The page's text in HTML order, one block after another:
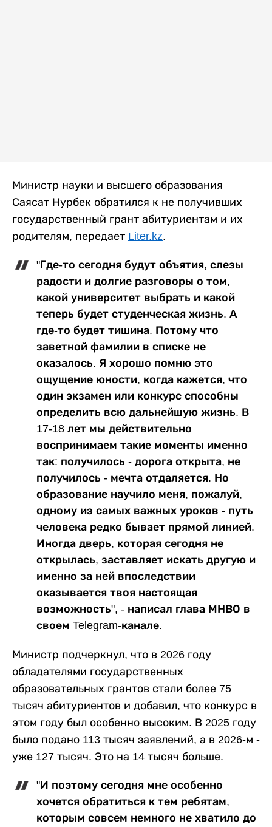
Министр науки и высшего образования
Саясат Нурбек обратился к не получивших
государственный грант абитуриентам и их
родителям, передает Liter.kz.
"Где-то сегодня будут объятия, слезы
радости и долгие разговоры о том,
какой университет выбрать и какой
теперь будет студенческая жизнь. А
где-то будет тишина. Потому что
заветной фамилии в списке не
оказалось. Я хорошо помню это
ощущение юности, когда кажется, что
один экзамен или конкурс способны
определить всю дальнейшую жизнь. В
17-18 лет мы действительно
воспринимаем такие моменты именно
так: получилось - дорога открыта, не
получилось - мечта отдаляется. Но
образование научило меня, пожалуй,
одному из самых важных уроков - путь
человека редко бывает прямой линией.
Иногда дверь, которая сегодня не
открылась, заставляет искать другую и
именно за ней впоследствии
оказывается твоя настоящая
возможность", - написал глава МНВО в
своем Telegram-канале.
Министр подчеркнул, что в 2026 году
обладателями государственных
образовательных грантов стали более 75
тысяч абитуриентов и добавил, что конкурс в
этом году был особенно высоким. В 2025 году
было подано 113 тысяч заявлений, а в 2026-м -
уже 127 тысяч. Это на 14 тысяч больше.
"И поэтому сегодня мне особенно
хочется обратиться к тем ребятам,
которым совсем немного не хватило до